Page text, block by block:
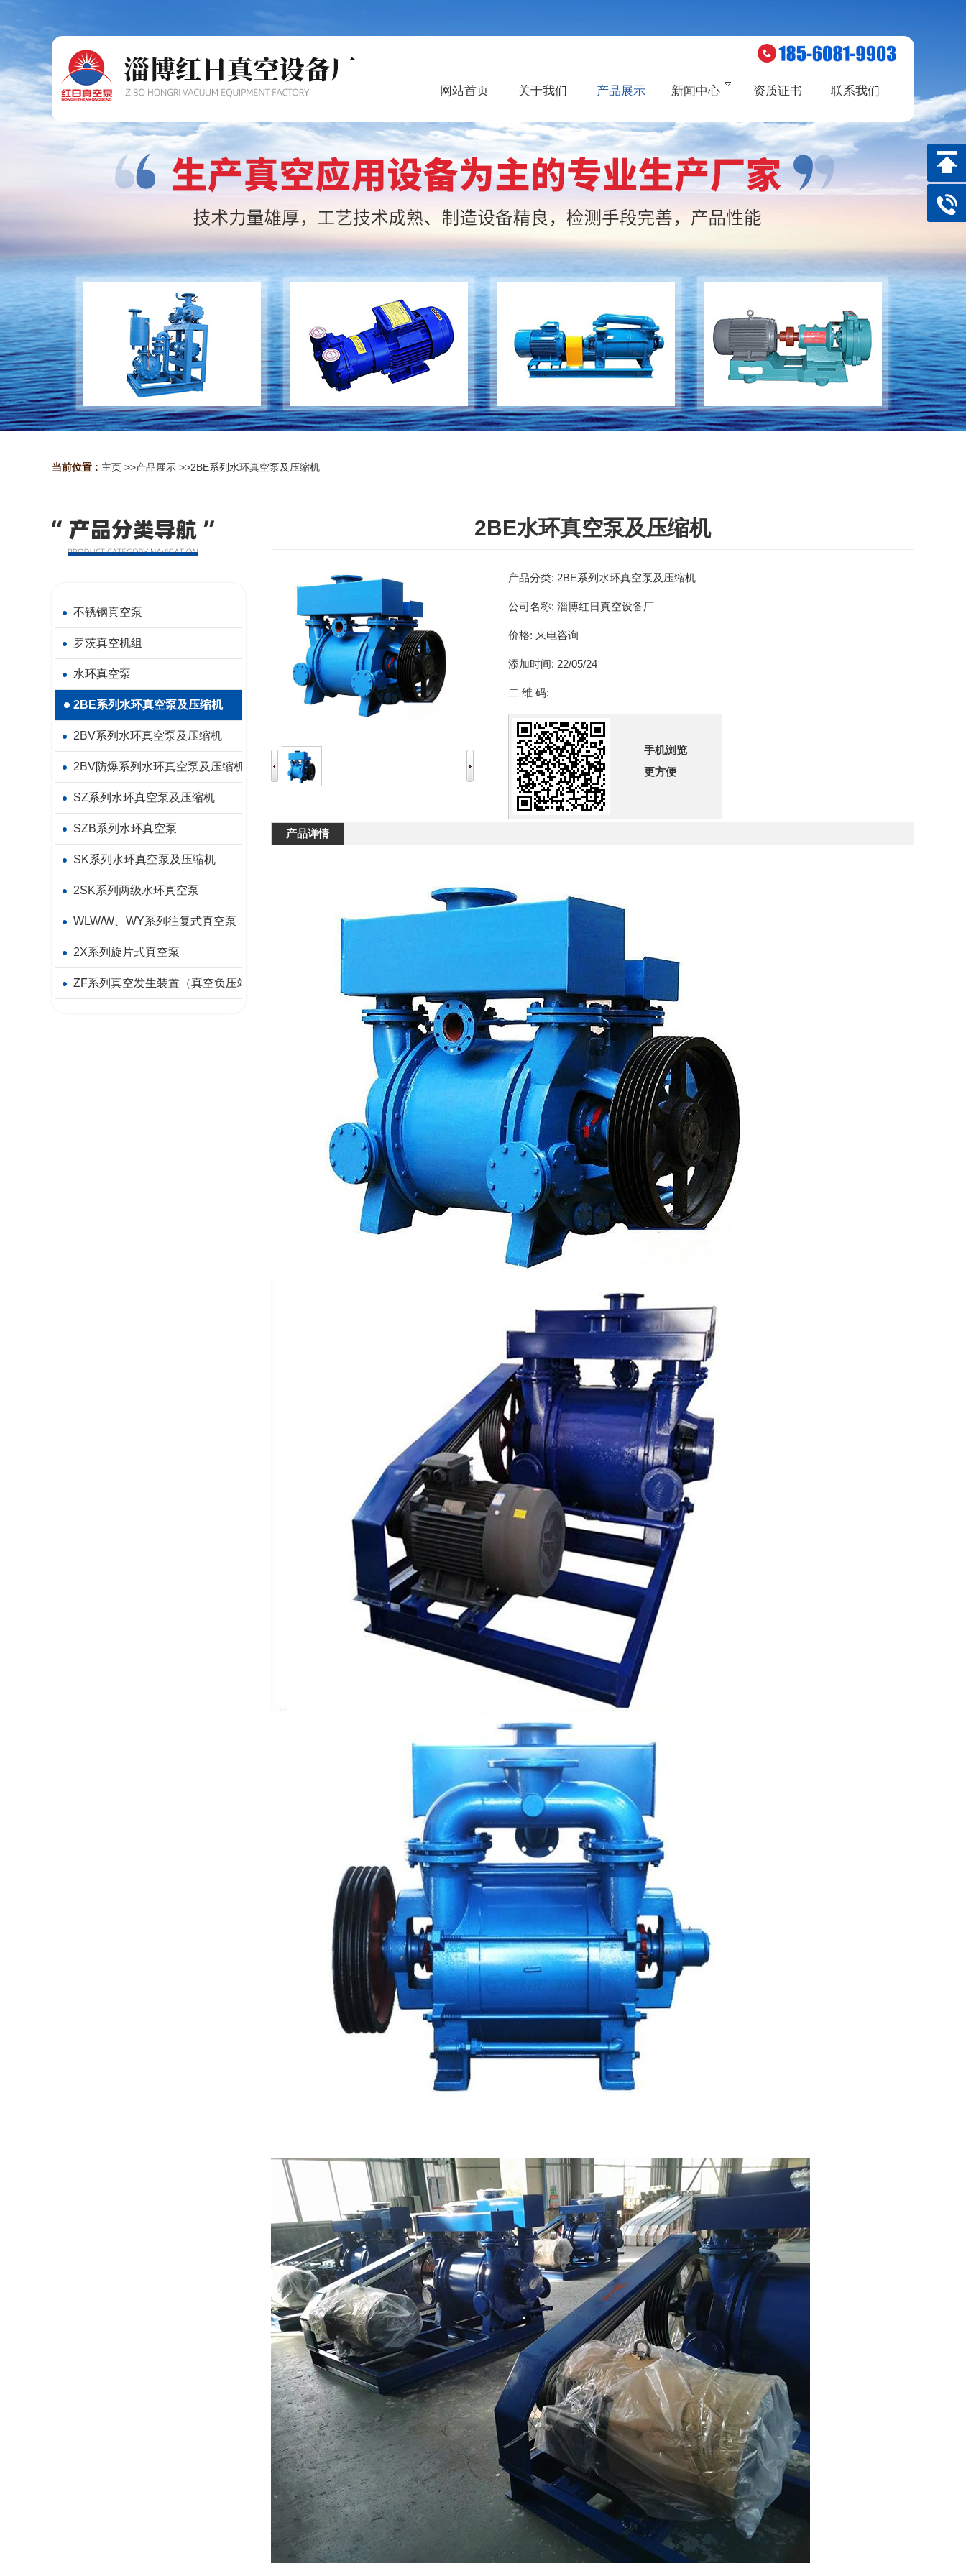
网站首页 关于我们 产品展示 新闻中心 资质证书 联系我们
当前位置 : 主页 >>产品展示 >>2BE系列水环真空泵及压缩机
不锈钢真空泵
罗茨真空机组
水环真空泵
2BE系列水环真空泵及压缩机
2BV系列水环真空泵及压缩机
2BV防爆系列水环真空泵及压缩机
SZ系列水环真空泵及压缩机
SZB系列水环真空泵
SK系列水环真空泵及压缩机
2SK系列两级水环真空泵
WLW/W、WY系列往复式真空泵
2X系列旋片式真空泵
ZF系列真空发生装置（真空负压站）
2BE水环真空泵及压缩机
产品分类: 2BE系列水环真空泵及压缩机
公司名称: 淄博红日真空设备厂
价格: 来电咨询
添加时间: 22/05/24
二 维 码:
手机浏览
更方便
产品详情